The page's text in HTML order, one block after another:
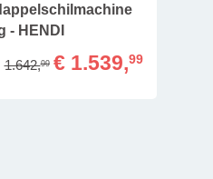
- HENDI
1.642,99 € 1.539,99